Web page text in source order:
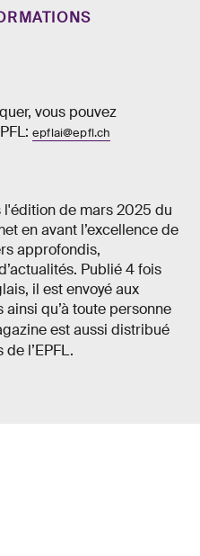
vous pouvez
epflai@epfl.ch
de mars 2025 du
en avant l’excellence de
approfondis,
Publié 4 fois
il est envoyé aux
qu’à toute personne
est aussi distribué
l’EPFL.